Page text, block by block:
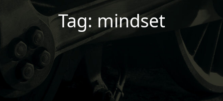
Tag: mindset